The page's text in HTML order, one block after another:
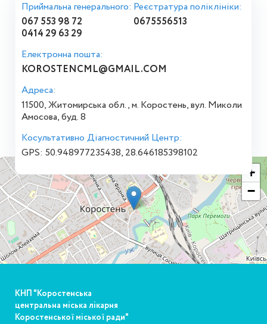
Приймальна генерального:
067 553 98 72
0414 29 63 29
Реєстратура поліклініки:
0675556513
Електронна пошта:
KOROSTENCML@GMAIL.COM
Адреса:
11500, Житомирська обл., м. Коростень, вул. Миколи
Амосова, буд. 8
Косультативно Діагностичний Центр:
GPS: 50.948977235438, 28.646185398102
+
−
КНП "Коростенська
центральна міська лікарня
Коростенської міської ради"